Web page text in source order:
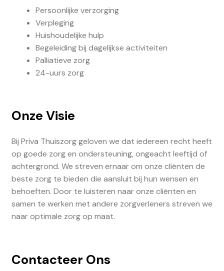
Persoonlijke verzorging
Verpleging
Huishoudelijke hulp
Begeleiding bij dagelijkse activiteiten
Palliatieve zorg
24-uurs zorg
Onze Visie
Bij Priva Thuiszorg geloven we dat iedereen recht heeft
op goede zorg en ondersteuning, ongeacht leeftijd of
achtergrond. We streven ernaar om onze cliënten de
beste zorg te bieden die aansluit bij hun wensen en
behoeften. Door te luisteren naar onze cliënten en
samen te werken met andere zorgverleners streven we
naar optimale zorg op maat.
Contacteer Ons